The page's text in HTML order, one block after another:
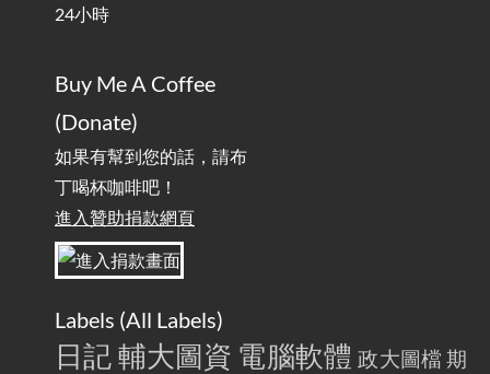
行動網路無法連線？三星手機簡易解決方案
/ Mobile Network Not Connecting? Easy Solutions for Samsung
實作相容OpenAI API，但背後不是OpenAI的API服
務 / Implementing OpenAI API-Compatible Services, But Not
Powered by OpenAI
雜談：生活小技巧之用魔鬼氈避免機車鑰匙脫落吧
/ Talk: Use Velcro to Prevent Your Motorcycle Key From Falling
AdGuard Home不只是拿來擋廣告
Home Is More Than Just an Ad Blocker
24小時
Buy Me A Coffee
(Donate)
如果有幫到您的話，請布
丁喝杯咖啡吧！
進入贊助捐款網頁
Labels (All Labels)
日記 輔大圖資 電腦軟體 政大圖檔 期